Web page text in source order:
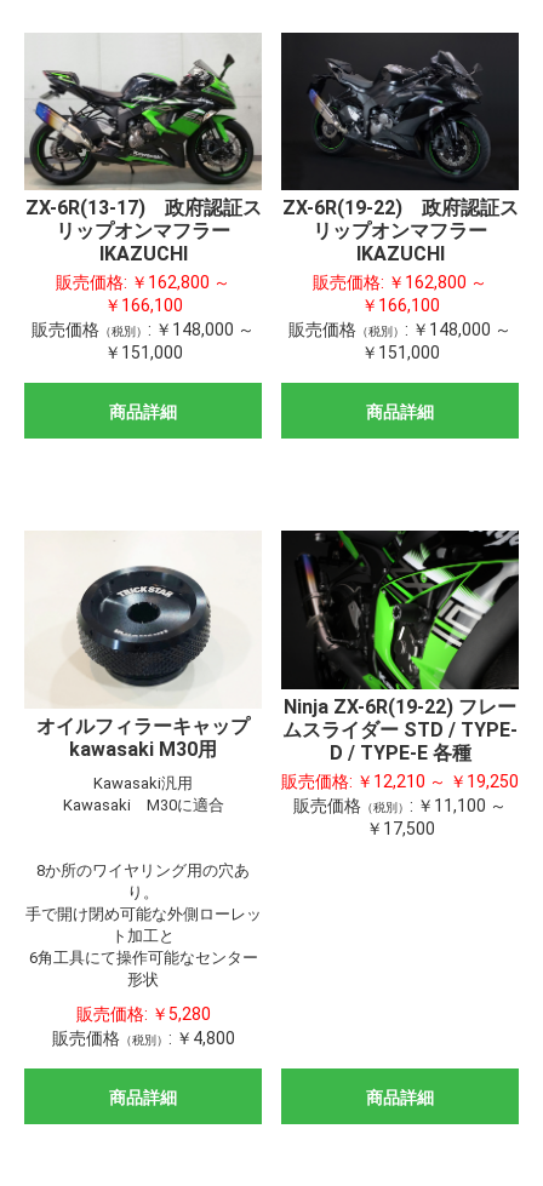
ZX-6R(13-17) 政府認証ス
リップオンマフラー
IKAZUCHI
販売価格: ￥162,800 ～
￥166,100
販売価格 （税別） : ￥148,000 ～
￥151,000
商品詳細
ZX-6R(19-22) 政府認証ス
リップオンマフラー
IKAZUCHI
販売価格: ￥162,800 ～
￥166,100
販売価格 （税別） : ￥148,000 ～
￥151,000
商品詳細
オイルフィラーキャップ
kawasaki M30用
Kawasaki汎用
Kawasaki M30に適合
8か所のワイヤリング用の穴あ
り。
手で開け閉め可能な外側ローレッ
ト加工と
6角工具にて操作可能なセンター
形状
販売価格: ￥5,280
販売価格（税別） : ￥4,800
商品詳細
Ninja ZX-6R(19-22) フレー
ムスライダー STD / TYPE-
D / TYPE-E 各種
販売価格: ￥12,210 ～ ￥19,250
販売価格 （税別） : ￥11,100 ～
￥17,500
商品詳細